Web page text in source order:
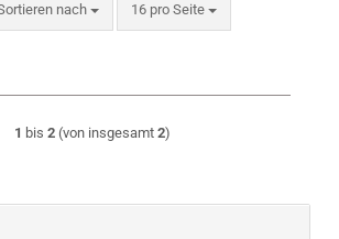
nach 16 pro Seite
1 bis 2 (von insgesamt 2)